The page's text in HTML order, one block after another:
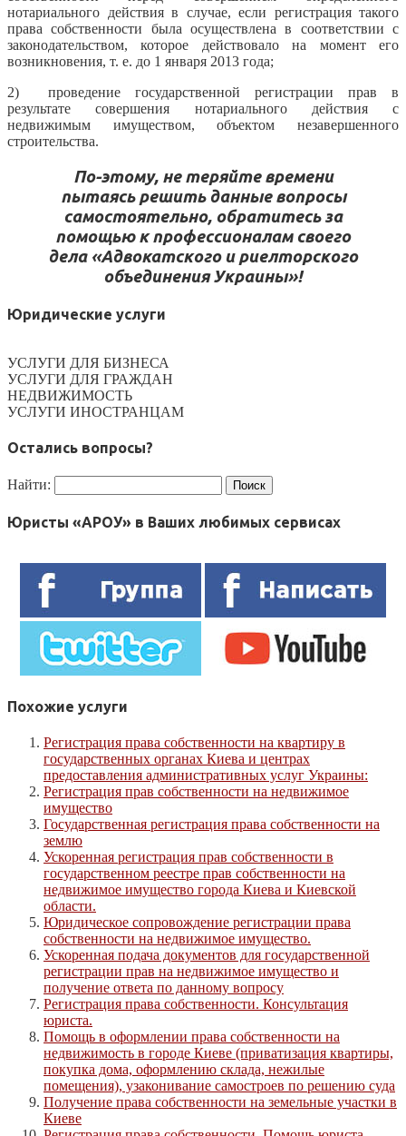
нотариального действия в случае, если регистрация такого
права собственности была осуществлена в соответствии с
законодательством, которое действовало на момент его
возникновения, т. е. до 1 января 2013 года;
2) проведение государственной регистрации прав в
результате совершения нотариального действия с
недвижимым имуществом, объектом незавершенного
строительства.
По-этому, не теряйте времени
пытаясь решить данные вопросы
самостоятельно, обратитесь за
помощью к профессионалам своего
дела «Адвокатского и риелторского
объединения Украины»!
Юридические услуги
УСЛУГИ ДЛЯ БИЗНЕСА
УСЛУГИ ДЛЯ ГРАЖДАН
НЕДВИЖИМОСТЬ
УСЛУГИ ИНОСТРАНЦАМ
Остались вопросы?
Найти:
Юристы «АРОУ» в Ваших любимых сервисах
Похожие услуги
Регистрация права собственности на квартиру в
государственных органах Киева и центрах
предоставления административных услуг Украины:
Регистрация прав собственности на недвижимое
имущество
Государственная регистрация права собственности на
землю
Ускоренная регистрация прав собственности в
государственном реестре прав собственности на
недвижимое имущество города Киева и Киевской
области.
Юридическое сопровождение регистрации права
собственности на недвижимое имущество.
Ускоренная подача документов для государственной
регистрации прав на недвижимое имущество и
получение ответа по данному вопросу
Регистрация права собственности. Консультация
юриста.
Помощь в оформлении права собственности на
недвижимость в городе Киеве (приватизация квартиры,
покупка дома, оформлению склада, нежилые
помещения), узаконивание самостроев по решению суда
Получение права собственности на земельные участки в
Киеве